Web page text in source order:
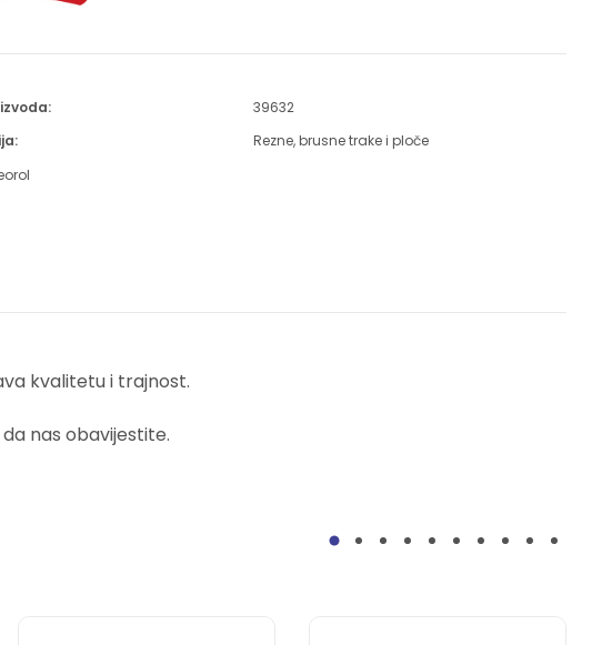
39632
Rezne, brusne trake i ploče
kvalitetu i trajnost.
nas obavijestite.